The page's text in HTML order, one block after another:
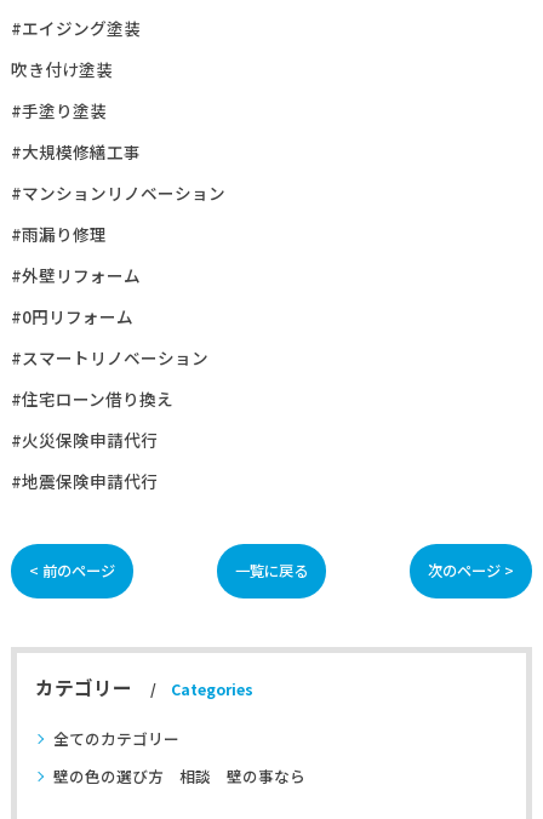
#エイジング塗装
吹き付け塗装
#手塗り塗装
#大規模修繕工事
#マンションリノベーション
#雨漏り修理
#外壁リフォーム
#0円リフォーム
#スマートリノベーション
#住宅ローン借り換え
#火災保険申請代行
#地震保険申請代行
< 前のページ 一覧に戻る 次のページ >
カテゴリー Categories
全てのカテゴリー
壁の色の選び方 相談 壁の事なら